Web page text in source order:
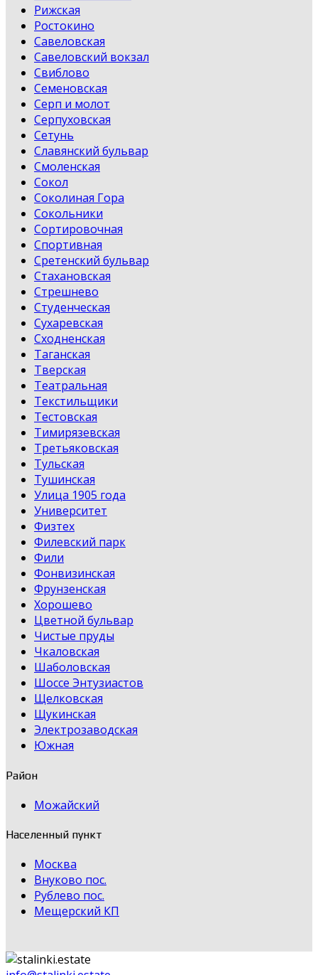
Рижская
Ростокино
Савеловская
Савеловский вокзал
Свиблово
Семеновская
Серп и молот
Серпуховская
Сетунь
Славянский бульвар
Смоленская
Сокол
Соколиная Гора
Сокольники
Сортировочная
Спортивная
Сретенский бульвар
Стахановская
Стрешнево
Студенческая
Сухаревская
Сходненская
Таганская
Тверская
Театральная
Текстильщики
Тестовская
Тимирязевская
Третьяковская
Тульская
Тушинская
Улица 1905 года
Университет
Физтех
Филевский парк
Фили
Фонвизинская
Фрунзенская
Хорошево
Цветной бульвар
Чистые пруды
Чкаловская
Шаболовская
Шоссе Энтузиастов
Щелковская
Щукинская
Электрозаводская
Южная
Район
Можайский
Населенный пункт
Москва
Внуково пос.
Рублево пос.
Мещерский КП